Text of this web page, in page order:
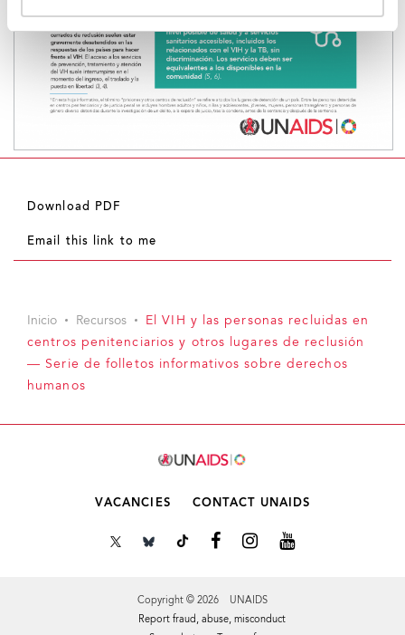
Download PDF
Email this link to me
Inicio Recursos
El VIH y las personas recluidas en
centros penitenciarios y otros lugares de reclusión
— Serie de folletos informativos sobre derechos
humanos
VACANCIES CONTACT UNAIDS
Copyright © 2026 UNAIDS
Report fraud, abuse, misconduct